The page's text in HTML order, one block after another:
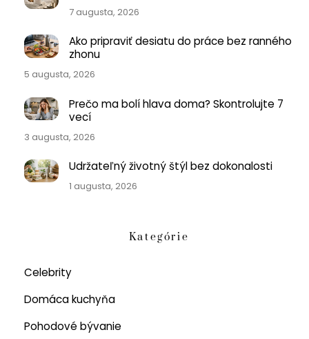
7 augusta, 2026
Ako pripraviť desiatu do práce bez ranného
zhonu
5 augusta, 2026
Prečo ma bolí hlava doma? Skontrolujte 7
vecí
3 augusta, 2026
Udržateľný životný štýl bez dokonalosti
1 augusta, 2026
Kategórie
Celebrity
Domáca kuchyňa
Pohodové bývanie